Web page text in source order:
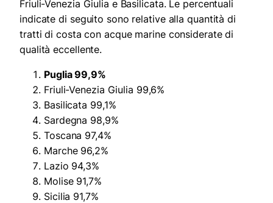
Friuli-Venezia Giulia e Basilicata. Le percentuali
indicate di seguito sono relative alla quantità di
tratti di costa con acque marine considerate di
qualità eccellente.
Puglia 99,9%
Friuli-Venezia Giulia 99,6%
Basilicata 99,1%
Sardegna 98,9%
Toscana 97,4%
Marche 96,2%
Lazio 94,3%
Molise 91,7%
Sicilia 91,7%